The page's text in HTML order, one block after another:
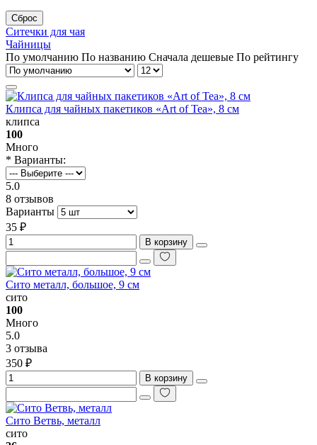
Сброс
Ситечки для чая
Чайницы
По умолчанию По названию Сначала дешевые По рейтингу
Клипса для чайных пакетиков «Art of Tea», 8 см
клипса
100
Много
* Варианты:
5.0
8 отзывов
Варианты
35 ₽
В корзину
Сито металл, большое, 9 см
сито
100
Много
5.0
3 отзыва
350 ₽
В корзину
Сито Ветвь, металл
сито